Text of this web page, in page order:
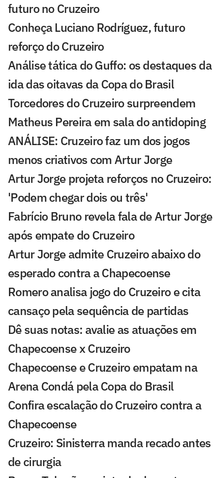
futuro no Cruzeiro
Conheça Luciano Rodríguez, futuro
reforço do Cruzeiro
Análise tática do Guffo: os destaques da
ida das oitavas da Copa do Brasil
Torcedores do Cruzeiro surpreendem
Matheus Pereira em sala do antidoping
ANÁLISE: Cruzeiro faz um dos jogos
menos criativos com Artur Jorge
Artur Jorge projeta reforços no Cruzeiro:
'Podem chegar dois ou três'
Fabrício Bruno revela fala de Artur Jorge
após empate do Cruzeiro
Artur Jorge admite Cruzeiro abaixo do
esperado contra a Chapecoense
Romero analisa jogo do Cruzeiro e cita
cansaço pela sequência de partidas
Dê suas notas: avalie as atuações em
Chapecoense x Cruzeiro
Chapecoense e Cruzeiro empatam na
Arena Condá pela Copa do Brasil
Confira escalação do Cruzeiro contra a
Chapecoense
Cruzeiro: Sinisterra manda recado antes
de cirurgia